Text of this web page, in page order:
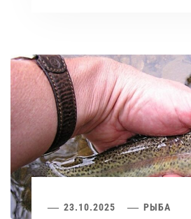
23.10.2025 РЫБА